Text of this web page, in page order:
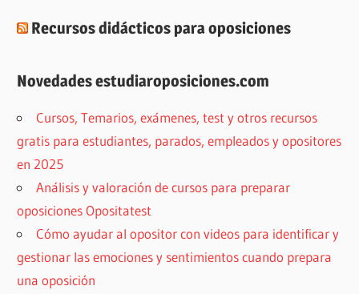
Recursos didácticos para oposiciones
Novedades estudiaroposiciones.com
Cursos, Temarios, exámenes, test y otros recursos
gratis para estudiantes, parados, empleados y opositores
en 2025
Análisis y valoración de cursos para preparar
oposiciones Opositatest
Cómo ayudar al opositor con videos para identificar y
gestionar las emociones y sentimientos cuando prepara
una oposición